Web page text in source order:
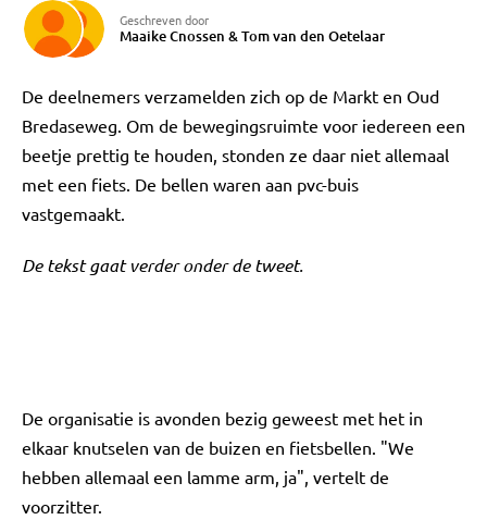
Geschreven door
Maaike Cnossen &Tom van den Oetelaar
De deelnemers verzamelden zich op de Markt en Oud
Bredaseweg. Om de bewegingsruimte voor iedereen een
beetje prettig te houden, stonden ze daar niet allemaal
met een fiets. De bellen waren aan pvc-buis
vastgemaakt.
De tekst gaat verder onder de tweet.
De organisatie is avonden bezig geweest met het in
elkaar knutselen van de buizen en fietsbellen. "We
hebben allemaal een lamme arm, ja", vertelt de
voorzitter.